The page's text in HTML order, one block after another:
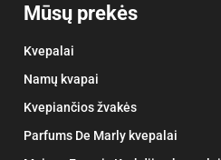
Mūsų prekės
Kvepalai
Namų kvapai
Kvepiančios žvakės
Parfums De Marly kvepalai